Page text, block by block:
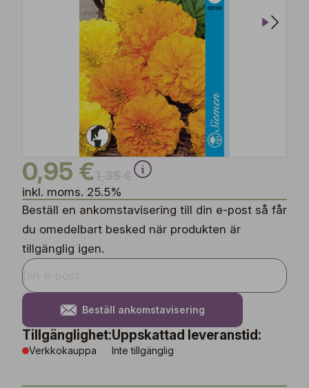
0,95 €
inkl. moms. 25.5%
Beställ en ankomstavisering till din e-post så får
du omedelbart besked när produkten är
tillgänglig igen.
Beställ ankomstavisering
Tillgänglighet:
Verkkokauppa
Uppskattad leveranstid:
Inte tillgänglig